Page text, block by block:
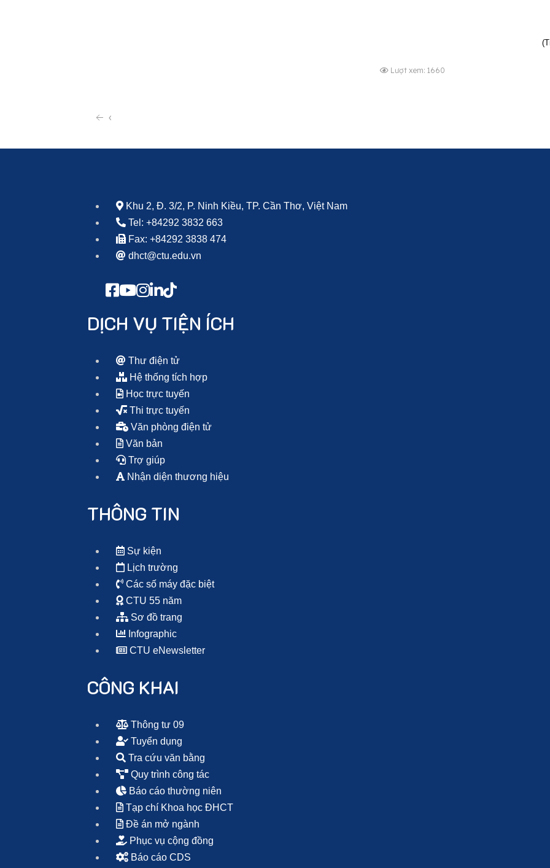
Lượt xem: 1660
‹
Khu 2, Đ. 3/2, P. Ninh Kiều, TP. Cần Thơ, Việt Nam
Tel: +84292 3832 663
Fax: +84292 3838 474
dhct@ctu.edu.vn
DỊCH VỤ TIỆN ÍCH
Thư điện tử
Hệ thống tích hợp
Học trực tuyến
Thi trực tuyến
Văn phòng điện tử
Văn bản
Trợ giúp
Nhận diện thương hiệu
THÔNG TIN
Sự kiện
Lịch trường
Các số máy đặc biệt
CTU 55 năm
Sơ đồ trang
Infographic
CTU eNewsletter
CÔNG KHAI
Thông tư 09
Tuyển dụng
Tra cứu văn bằng
Quy trình công tác
Báo cáo thường niên
Tạp chí Khoa học ĐHCT
Đề án mở ngành
Phục vụ cộng đồng
Báo cáo CDS